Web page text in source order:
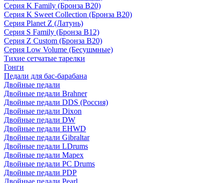
Серия K Family (Бронза B20)
Серия K Sweet Collection (Бронза B20)
Серия Planet Z (Латунь)
Серия S Family (Бронза B12)
Серия Z Custom (Бронза B20)
Серия Low Volume (Бесушмные)
Тихие сетчатые тарелки
Гонги
Педали для бас-барабана
Двойные педали
Двойные педали Brahner
Двойные педали DDS (Россия)
Двойные педали Dixon
Двойные педали DW
Двойные педали EHWD
Двойные педали Gibraltar
Двойные педали LDrums
Двойные педали Mapex
Двойные педали PC Drums
Двойные педали PDP
Двойные педали Pearl